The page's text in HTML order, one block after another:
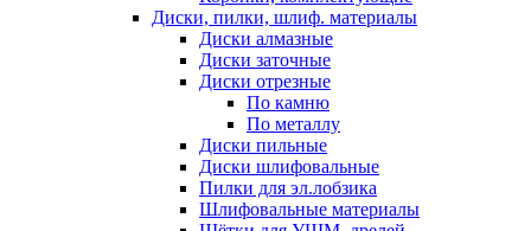
Диски, пилки, шлиф. материалы
Диски алмазные
Диски заточные
Диски отрезные
По камню
По металлу
Диски пильные
Диски шлифовальные
Пилки для эл.лобзика
Шлифовальные материалы